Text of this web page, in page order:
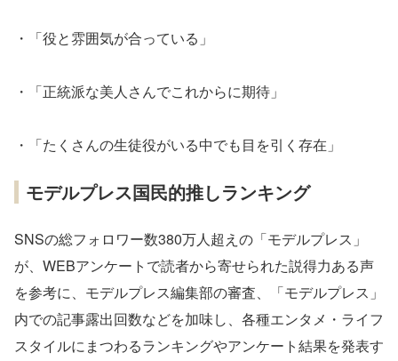
・「役と雰囲気が合っている」
・「正統派な美人さんでこれからに期待」
・「たくさんの生徒役がいる中でも目を引く存在」
モデルプレス国民的推しランキング
SNSの総フォロワー数380万人超えの「モデルプレス」
が、WEBアンケートで読者から寄せられた説得力ある声
を参考に、モデルプレス編集部の審査、「モデルプレス」
内での記事露出回数などを加味し、各種エンタメ・ライフ
スタイルにまつわるランキングやアンケート結果を発表す